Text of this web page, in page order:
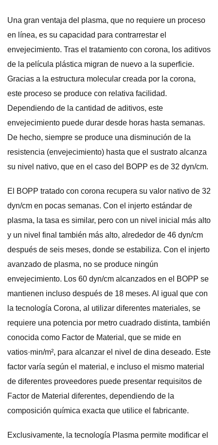
Una gran ventaja del plasma, que no requiere un proceso
en línea, es su capacidad para contrarrestar el
envejecimiento. Tras el tratamiento con corona, los aditivos
de la película plástica migran de nuevo a la superficie.
Gracias a la estructura molecular creada por la corona,
este proceso se produce con relativa facilidad.
Dependiendo de la cantidad de aditivos, este
envejecimiento puede durar desde horas hasta semanas.
De hecho, siempre se produce una disminución de la
resistencia (envejecimiento) hasta que el sustrato alcanza
su nivel nativo, que en el caso del BOPP es de 32 dyn/cm.
El BOPP tratado con corona recupera su valor nativo de 32
dyn/cm en pocas semanas. Con el injerto estándar de
plasma, la tasa es similar, pero con un nivel inicial más alto
y un nivel final también más alto, alrededor de 46 dyn/cm
después de seis meses, donde se estabiliza. Con el injerto
avanzado de plasma, no se produce ningún
envejecimiento. Los 60 dyn/cm alcanzados en el BOPP se
mantienen incluso después de 18 meses. Al igual que con
la tecnología Corona, al utilizar diferentes materiales, se
requiere una potencia por metro cuadrado distinta, también
conocida como Factor de Material, que se mide en
vatios·min/m², para alcanzar el nivel de dina deseado. Este
factor varía según el material, e incluso el mismo material
de diferentes proveedores puede presentar requisitos de
Factor de Material diferentes, dependiendo de la
composición química exacta que utilice el fabricante.
Exclusivamente, la tecnología Plasma permite modificar el